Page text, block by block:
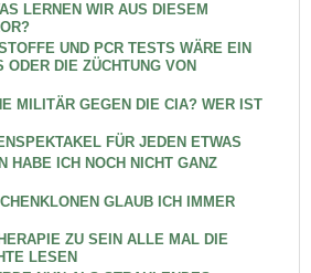
LERNEN WIR AUS DIESEM
UND PCR TESTS WÄRE EIN
ODER DIE ZÜCHTUNG VON
MILITÄR GEGEN DIE CIA? WER IST
FÜR JEDEN ETWAS
HABE ICH NOCH NICHT GANZ
GLAUB ICH IMMER
ZU SEIN ALLE MAL DIE
LESEN